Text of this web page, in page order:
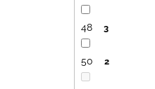
48 3
50 2